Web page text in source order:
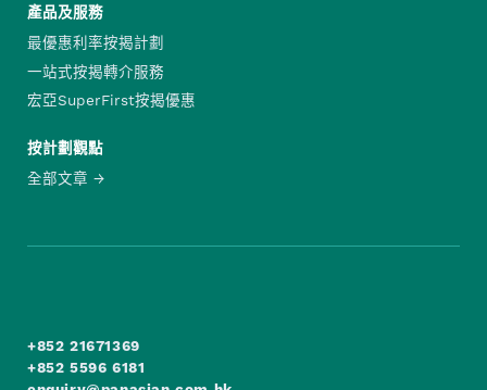
產品及服務
最優惠利率按揭計劃
一站式按揭轉介服務
宏亞SuperFirst按揭優惠
按計劃觀點
全部文章
+852 21671369
+852 5596 6181